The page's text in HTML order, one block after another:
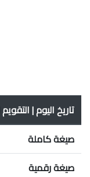
تاريخ اليوم |
صيغة كاملة
صيغة رقمية